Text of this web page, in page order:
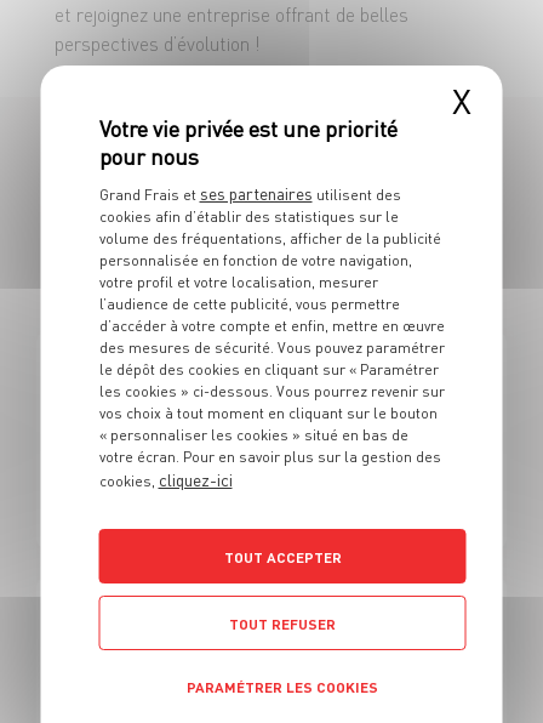
et rejoignez une entreprise offrant de belles
perspectives d’évolution !
108 OFFRES
EN VENDEUR SPÉCIALISÉ EN F&L /
POISSON
FRUITS ET LÉGUMES
Alternance - Vendeur fruits et légumes/marée Grand
frais (H/F)
Alternant - Vendeur fruits et légumes/marée Grand
X
Grand Frais et ses partenaires utilisent des
cookies afin d’établir des statistiques sur le
volume des fréquentations, afficher de la publicité
personnalisée en fonction de votre navigation,
votre profil et votre localisation, mesurer
l’audience de cette publicité, vous permettre
d’accéder à votre compte et enfin, mettre en œuvre
des mesures de sécurité. Vous pouvez paramétrer
le dépôt des cookies en cliquant sur « Paramétrer
les cookies » ci-dessous. Vous pourrez revenir sur
vos choix à tout moment en cliquant sur le bouton
« personnaliser les cookies » situé en bas de
votre écran. Pour en savoir plus sur la gestion des
cookies, cliquez-ici
TOUT ACCEPTER
TOUT REFUSER
PARAMÉTRER LES COOKIES